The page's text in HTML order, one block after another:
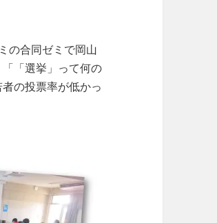
の合同ゼミで岡山
「選挙」って何の
の投票率が低かっ